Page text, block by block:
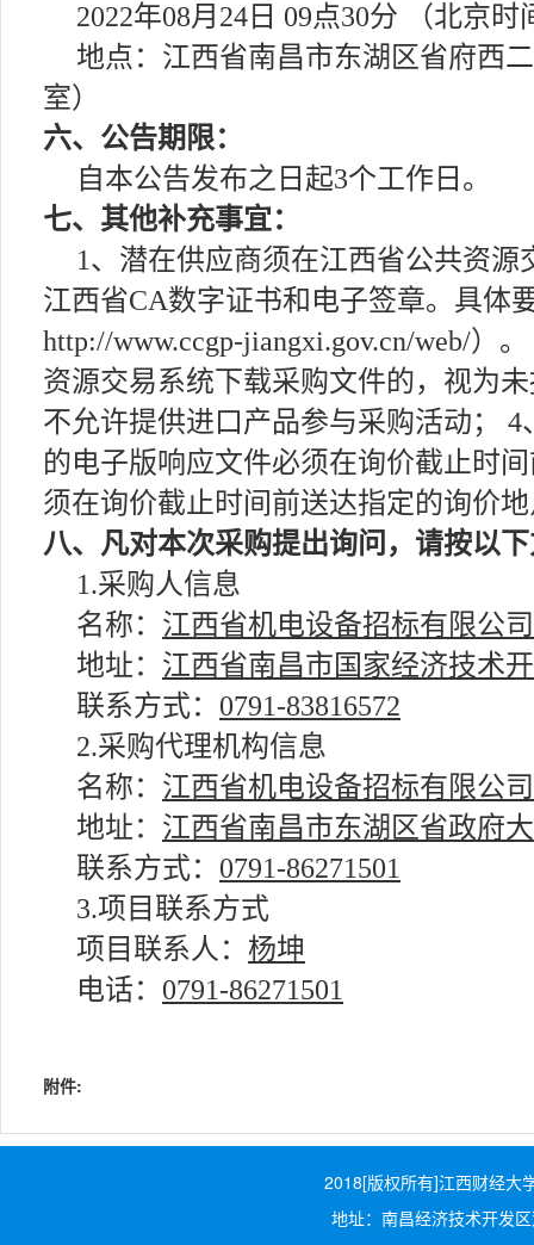
2022年08月24日 09点30分 （北京时
地点：江西省南昌市东湖区省府西
室）
六、公告期限：
自本公告发布之日起3个工作日。
七、其他补充事宜：
1、潜在供应商须在江西省公共资源
江西省CA数字证书和电子签章。具体
http://www.ccgp-jiangxi.gov.cn/web/）
资源交易系统下载采购文件的，视为
不允许提供进口产品参与采购活动；
的电子版响应文件必须在询价截止时
须在询价截止时间前送达指定的询价
八、凡对本次采购提出询问，请按以
1.采购人信息
名称： 江西省机电设备招标有限公司
地址： 江西省南昌市国家经济技术
联系方式： 0791-83816572
2.采购代理机构信息
名称： 江西省机电设备招标有限公司
地址： 江西省南昌市东湖区省政府
联系方式： 0791-86271501
3.项目联系方式
项目联系人： 杨坤
电话： 0791-86271501
附件:
2018[版权所有]江西财经大
地址：南昌经济技术开发